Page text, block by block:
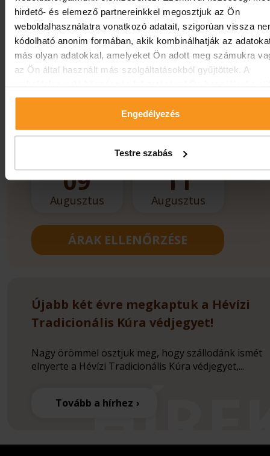
hirdető- és elemező partnereinkkel megosztjuk az Ön
weboldalhasználatra vonatkozó adatait, szigorúan vissza
kódolható anonim formában, akik kombinálhatják az
más olyan adatokkal, amelyeket Ön adott meg számukra
az Ön által használt más szolgáltatásokból gyűjtöttek. A
használatához.
Engedélyezés
Testre szabás
Szobafoglalás:
+3683501149
Foglalja le még ma exkluzív
09
Augusztus
TÁVOZÁS
11
Augusztus
ÁRAK ELLENŐRZÉSE
Újabb két évre megkaptuk a Hévízi
Tradicionális Kúra védjegyet!
Nagy örömmel osztjuk meg, hogy szállodánk ismét
elnyerte a Hévízi Tradicionális Kúra védjegyet,...
Tovább a hírhez